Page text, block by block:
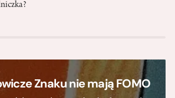
Znaku nie mają FOMO